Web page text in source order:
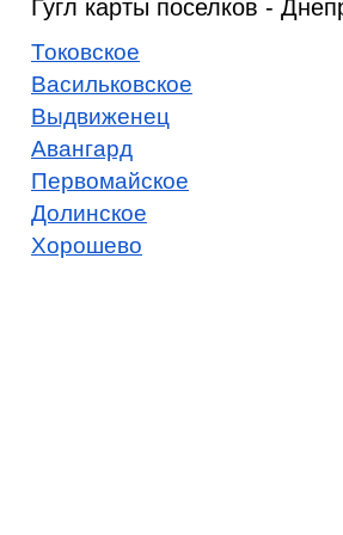
Гугл карты поселков -
Токовское
Васильковское
Выдвиженец
Авангард
Первомайское
Долинское
Хорошево